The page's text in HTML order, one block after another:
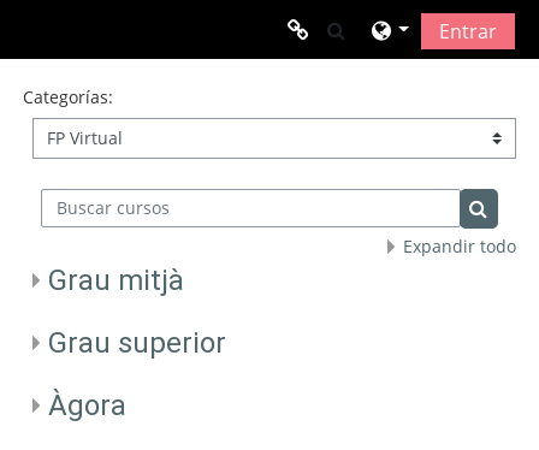
Enllaços d'interès
Web FP Illes balears
Gestib
TodoFP
Selector deEntrar
Categorías:
Buscar cursos
Buscar
Expandir todo
Grau mitjà
Grau superior
Àgora